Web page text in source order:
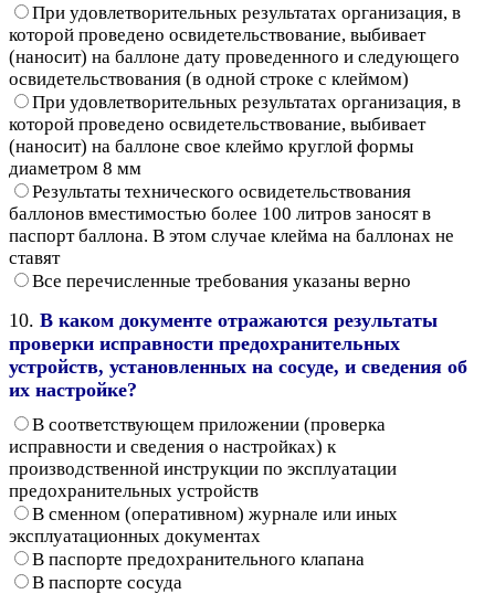
При удовлетворительных результатах организация, в
которой проведено освидетельствование, выбивает
(наносит) на баллоне дату проведенного и следующего
освидетельствования (в одной строке с клеймом)
При удовлетворительных результатах организация, в
которой проведено освидетельствование, выбивает
(наносит) на баллоне свое клеймо круглой формы
диаметром 8 мм
Результаты технического освидетельствования
баллонов вместимостью более 100 литров заносят в
паспорт баллона. В этом случае клейма на баллонах не
ставят
Все перечисленные требования указаны верно
10. В каком документе отражаются результаты
проверки исправности предохранительных
устройств, установленных на сосуде, и сведения об
их настройке?
В соответствующем приложении (проверка
исправности и сведения о настройках) к
производственной инструкции по эксплуатации
предохранительных устройств
В сменном (оперативном) журнале или иных
эксплуатационных документах
В паспорте предохранительного клапана
В паспорте сосуда